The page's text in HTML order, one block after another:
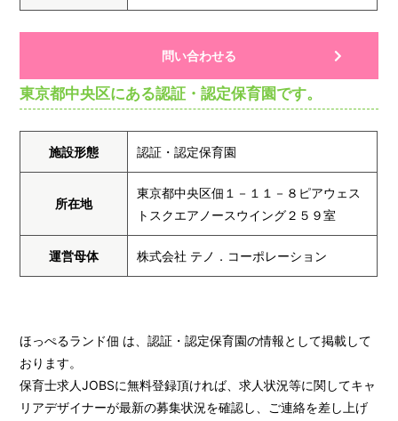
問い合わせる
東京都中央区にある認証・認定保育園です。
施設形態 認証・認定保育園
所在地
東京都中央区佃１－１１－８ピアウェス
トスクエアノースウイング２５９室
運営母体 株式会社 テノ．コーポレーション
ほっぺるランド佃 は、認証・認定保育園の情報として掲載して
おります。
保育士求人JOBSに無料登録頂ければ、求人状況等に関してキャ
リアデザイナーが最新の募集状況を確認し、ご連絡を差し上げ